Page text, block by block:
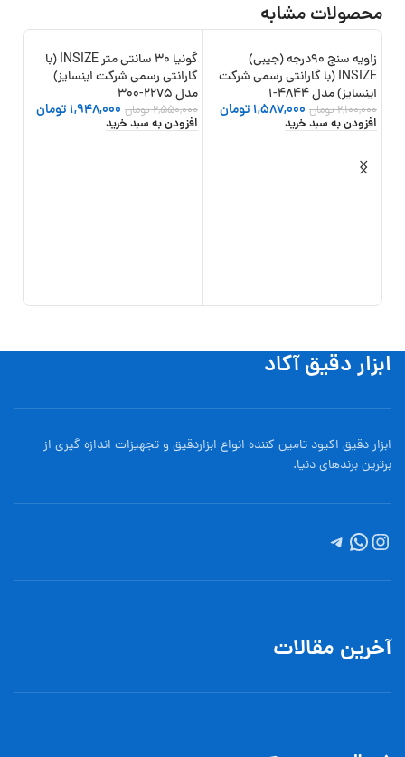
محصولات مشابه
-24%
زاویه سنج 90درجه (جیبی)
INSIZE (با گارانتی رسمی شرکت
اینسایز) مدل 4844-1
2,100,000تومان 1,587,000 تومان
افزودن به سبد خرید
-24%
گونیا 30 سانتی متر INSIZE (با
گارانتی رسمی شرکت اینسایز)
مدل 2275-300
2,550,000تومان 1,948,000 تومان
افزودن به سبد خرید
ابزار دقیق آکاد
ابزار دقیق اکیود تامین کننده انواع ابزاردقيق و تجهيزات اندازه گیری از
برترین برندهای دنیا.
آخرین مقالات